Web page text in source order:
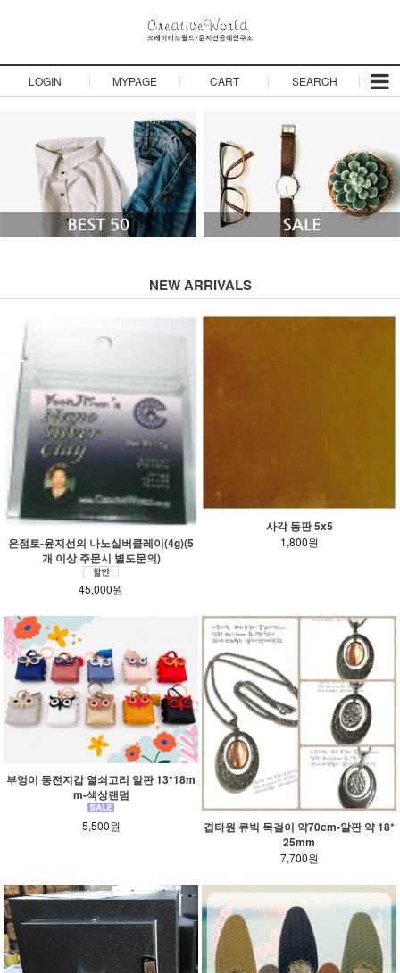
LOGIN MYPAGE CART SEARCH
NEW ARRIVALS
은점토-윤지선의 나노실버클레이(4g)(5
개 이상 주문시 별도문의)
45,000원
사각 동판 5x5
1,800원
부엉이 동전지갑 열쇠고리 알판 13*18m
m-색상랜덤
5,500원
겹타원 큐빅 목걸이 약70cm-알판 약 18*
25mm
7,700원